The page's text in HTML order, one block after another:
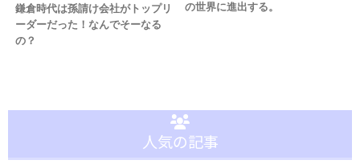
鎌倉時代は孫請け会社がトップリ
ーダーだった！なんでそーなる
の？
の世界に進出する。
人気の記事